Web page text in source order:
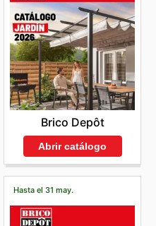
Brico Depôt
Abrir catálogo
Hasta el 31 may.